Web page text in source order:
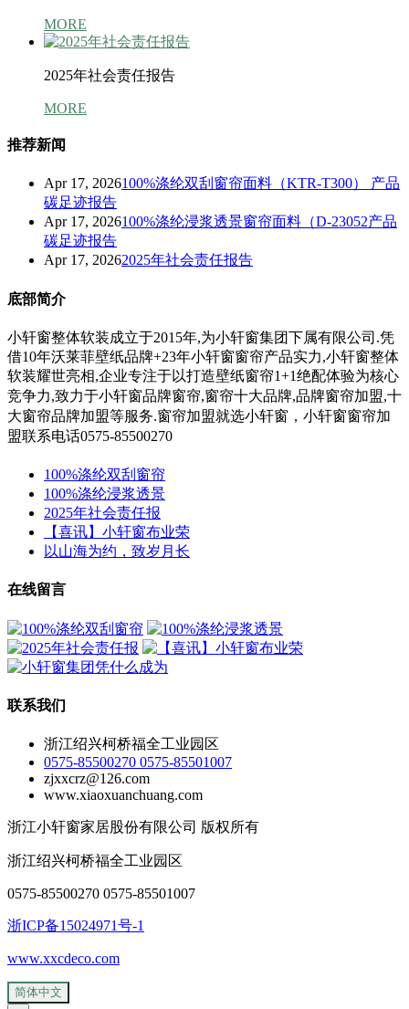
MORE
2025年社会责任报告
MORE
推荐新闻
Apr 17, 2026100%涤纶双刮窗帘面料（KTR-T300） 产品
碳足迹报告
Apr 17, 2026100%涤纶浸浆透景窗帘面料（D-23052产品
碳足迹报告
Apr 17, 20262025年社会责任报告
底部简介
小轩窗整体软装成立于2015年,为小轩窗集团下属有限公司.凭
借10年沃莱菲壁纸品牌+23年小轩窗窗帘产品实力,小轩窗整体
软装耀世亮相,企业专注于以打造壁纸窗帘1+1绝配体验为核心
竞争力,致力于小轩窗品牌窗帘,窗帘十大品牌,品牌窗帘加盟,十
大窗帘品牌加盟等服务.窗帘加盟就选小轩窗，小轩窗窗帘加
盟联系电话0575-85500270
100%涤纶双刮窗帘
100%涤纶浸浆透景
2025年社会责任报
【喜讯】小轩窗布业荣
以山海为约，致岁月长
在线留言
联系我们
浙江绍兴柯桥福全工业园区
0575-85500270 0575-85501007
zjxxcrz@126.com
www.xiaoxuanchuang.com
浙江小轩窗家居股份有限公司 版权所有
浙江绍兴柯桥福全工业园区
0575-85500270 0575-85501007
浙ICP备15024971号-1
www.xxcdeco.com
简体中文